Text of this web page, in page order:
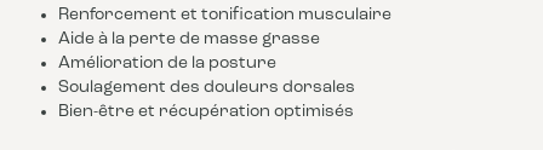
Renforcement et tonification musculaire
Aide à la perte de masse grasse
Amélioration de la posture
Soulagement des douleurs dorsales
Bien-être et récupération optimisés